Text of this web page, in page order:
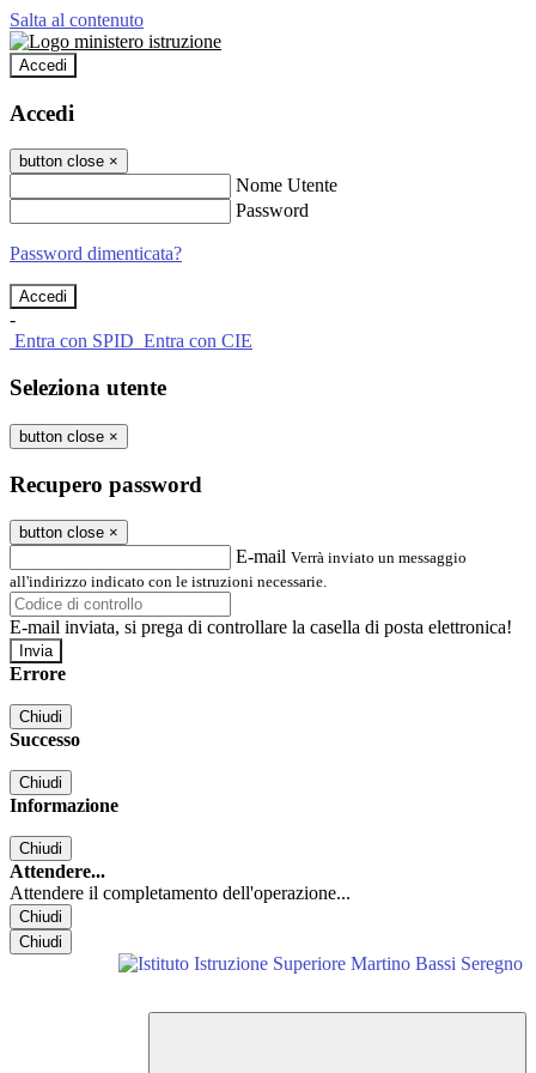
Salta al contenuto
Accedi
Accedi
button close ×
Nome Utente
Password
Password dimenticata?
-
Entra con SPID Entra con CIE
Seleziona utente
button close ×
Recupero password
button close ×
E-mail Verrà inviato un messaggio
all'indirizzo indicato con le istruzioni necessarie.
E-mail inviata, si prega di controllare la casella di posta elettronica!
Errore
Chiudi
Successo
Chiudi
Informazione
Chiudi
Attendere...
Attendere il completamento dell'operazione...
Chiudi
Chiudi